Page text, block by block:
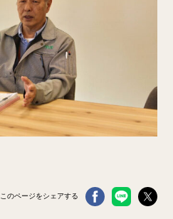
このページをシェアする